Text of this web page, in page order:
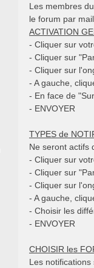
a
g
e
Les membres
le forum par
ACTIVATION
- Cliquer sur
- Cliquer sur
- Cliquer sur
- A gauche,
- En face de
- ENVOYER
TYPES de
Ne seront actifs
- Cliquer sur
- Cliquer sur
- Cliquer sur
- A gauche,
- Choisir les
- ENVOYER
CHOISIR les
Les notifications